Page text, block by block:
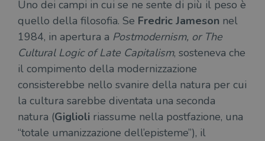
Uno dei campi in cui se ne sente di più il peso è
quello della filosofia. Se Fredric Jameson nel
1984, in apertura a Postmodernism, or The
Cultural Logic of Late Capitalism, sosteneva che
il compimento della modernizzazione
consisterebbe nello svanire della natura per cui
la cultura sarebbe diventata una seconda
natura (Giglioli riassume nella postfazione, una
“totale umanizzazione dell’episteme”), il